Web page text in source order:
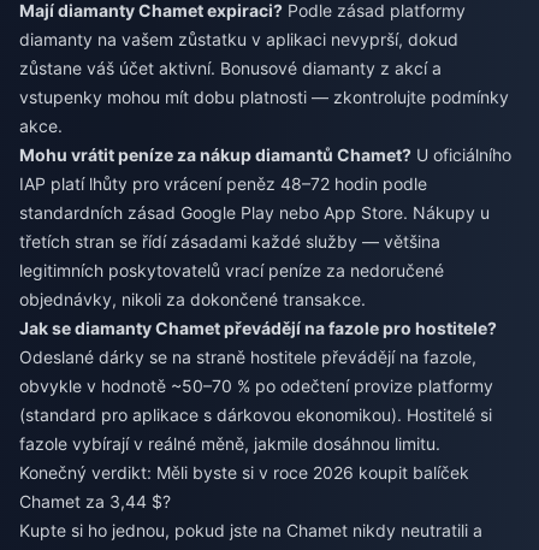
Mají diamanty Chamet expiraci? Podle zásad platformy
diamanty na vašem zůstatku v aplikaci nevyprší, dokud
zůstane váš účet aktivní. Bonusové diamanty z akcí a
vstupenky mohou mít dobu platnosti — zkontrolujte podmínky
akce.
Mohu vrátit peníze za nákup diamantů Chamet? U oficiálního
IAP platí lhůty pro vrácení peněz 48–72 hodin podle
standardních zásad Google Play nebo App Store. Nákupy u
třetích stran se řídí zásadami každé služby — většina
legitimních poskytovatelů vrací peníze za nedoručené
objednávky, nikoli za dokončené transakce.
Jak se diamanty Chamet převádějí na fazole pro hostitele?
Odeslané dárky se na straně hostitele převádějí na fazole,
obvykle v hodnotě ~50–70 % po odečtení provize platformy
(standard pro aplikace s dárkovou ekonomikou). Hostitelé si
fazole vybírají v reálné měně, jakmile dosáhnou limitu.
Konečný verdikt: Měli byste si v roce 2026 koupit balíček
Chamet za 3,44 $?
Kupte si ho jednou, pokud jste na Chamet nikdy neutratili a